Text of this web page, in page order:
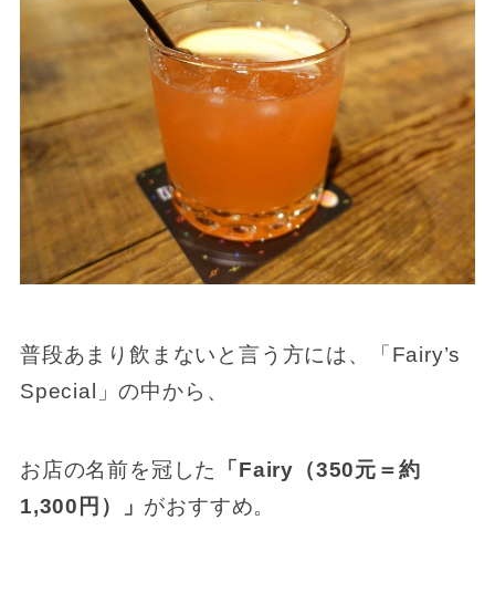
普段あまり飲まないと言う方には、「Fairy’s
Special」の中から、
お店の名前を冠した
「Fairy（350元＝約
1,300円）」 がおすすめ。